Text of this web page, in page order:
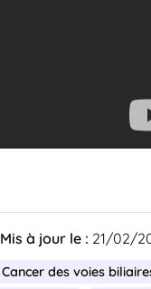
Mis à jour le : 21/02/
Cancer des voies